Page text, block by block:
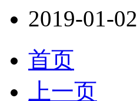
2019-01-02
首页
上一页